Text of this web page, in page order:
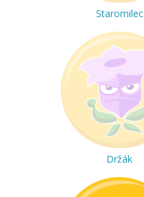
Staromilec
Držák